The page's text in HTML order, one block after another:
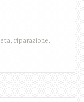
, riparazione,